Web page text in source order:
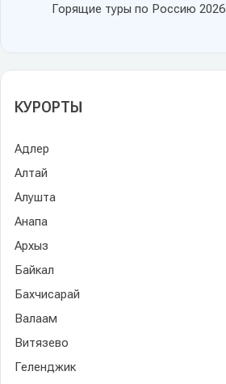
Горящие туры по Россию 2026
КУРОРТЫ
Адлер
Алтай
Алушта
Анапа
Архыз
Байкал
Бахчисарай
Валаам
Витязево
Геленджик